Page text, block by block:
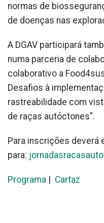
normas de
de doenças nas
A DGAV participará
numa parceria de
colaborativo a
Desafios à
rastreabilidade com
de raças autóctones”.
Para inscrições deverá
para:
Programa | Cartaz